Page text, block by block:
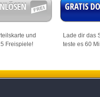
und
Freispiele!
GRATIS
Lade dir das
teste es 60